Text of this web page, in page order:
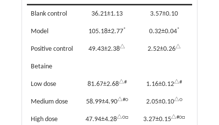
Blank control 36.21±1.13 3.57±0.10
Model 105.18±2.77* 0.32±0.04*
Positive control 49.43±2.38△ 2.52±0.26△
Betaine
Low dose 81.67±2.68△# 1.16±0.12△#
Medium dose 58.99±4.90△#○ 2.05±0.10△○
High dose 47.94±4.28△○□ 3.27±0.15△#○□